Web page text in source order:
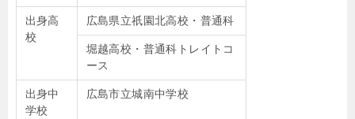
出身高
校
広島県立祇園北高校・普通科
堀越高校・普通科トレイトコ
ース
出身中
学校
広島市立城南中学校